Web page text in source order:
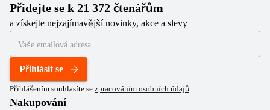
Přidejte se k 21 372 čtenářům
a získejte nejzajímavější novinky, akce a slevy
Přihlásit se
Přihlášením souhlasíte se zpracováním osobních údajů
Nakupování